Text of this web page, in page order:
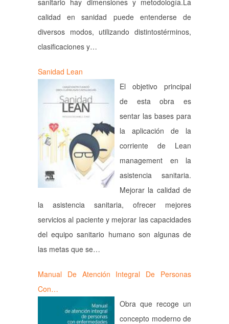
sanitario hay dimensiones y metodología.La
calidad en sanidad puede entenderse de
diversos modos, utilizando distintostérminos,
clasificaciones y…
Sanidad Lean
El objetivo principal
de esta obra es
sentar las bases para
la aplicación de la
corriente de Lean
management en la
asistencia sanitaria.
Mejorar la calidad de
la asistencia sanitaria, ofrecer mejores
servicios al paciente y mejorar las capacidades
del equipo sanitario humano son algunas de
las metas que se…
Manual De Atención Integral De Personas
Con…
Obra que recoge un
concepto moderno de